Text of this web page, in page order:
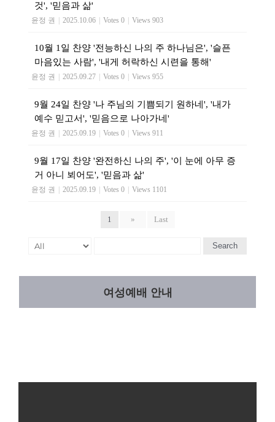
것', '믿음과 삶'
윤정 권 2025.10.06 Votes 0 Views 903
10월 1일 찬양 '전능하신 나의 주 하나님은', '슬픈
마음있는 사람', '내게 허락하신 시련을 통해'
윤정 권 2025.09.27 Votes 0 Views 955
9월 24일 찬양 '나 주님의 기쁨되기 원하네', '내가
예수 믿고서', '믿음으로 나아가네'
윤정 권 2025.09.19 Votes 0 Views 911
9월 17일 찬양 '완전하신 나의 주', '이 눈에 아무 증
거 아니 뵈어도', '믿음과 삶'
윤정 권 2025.09.19 Votes 0 Views 1101
1 » Last
Search
여성예배 안내